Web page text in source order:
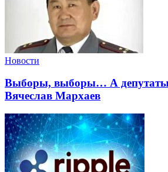
Новости
Выборы, выборы… А депутаты
Вячеслав Мархаев